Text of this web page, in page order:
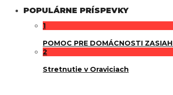
POPULÁRNE PRÍSPEVKY
1
POMOC PRE DOMÁCNOSTI
2
Stretnutie v Oraviciach